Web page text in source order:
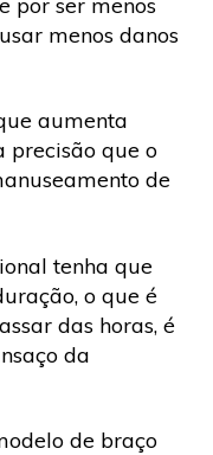
menos danos
aumenta
precisão que o
de
tenha que
o que é
das horas, é
da
de braço